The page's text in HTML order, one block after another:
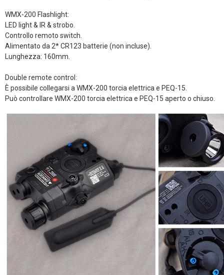
WMX-200 Flashlight:
LED light & IR & strobo.
Controllo remoto switch.
Alimentato da 2* CR123 batterie (non incluse).
Lunghezza: 160mm.
Double remote control:
È possibile collegarsi a WMX-200 torcia elettrica e PEQ-15.
Può controllare WMX-200 torcia elettrica e PEQ-15 aperto o chiuso.